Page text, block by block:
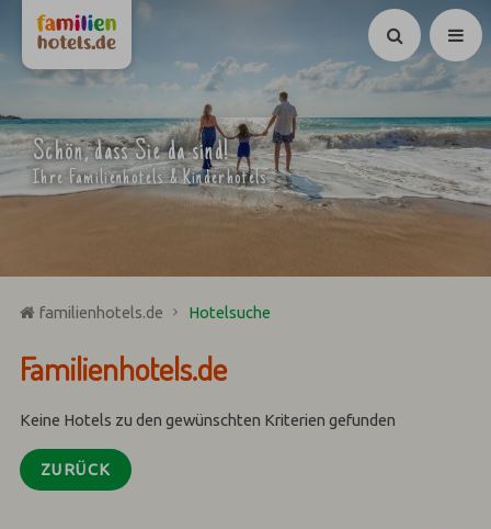
Suchen
Schön, dass Sie da sind!
Ihre Familienhotels & Kinderhotels
familienhotels.de Hotelsuche
Familienhotels.de
Keine Hotels zu den gewünschten Kriterien gefunden
ZURÜCK